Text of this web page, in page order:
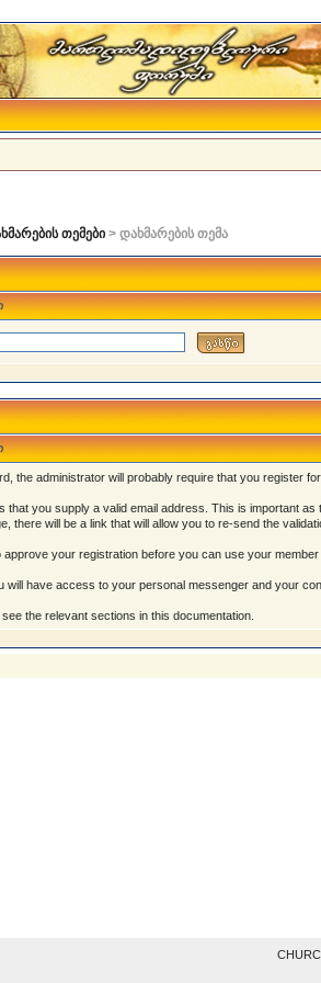
თემები > დახმარების თემა
the administrator will probably require that you register
that you supply a valid email address. This is important
there will be a link that will allow you to re-send the
your registration before you can use your
have access to your personal messenger and your
the relevant sections in this documentation.